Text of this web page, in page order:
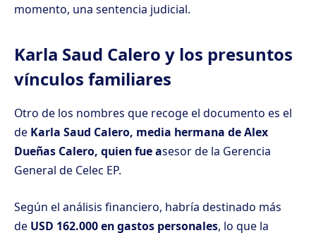
momento, una sentencia judicial.
Karla Saud Calero y los presuntos
vínculos familiares
Otro de los nombres que recoge el documento es el
de Karla Saud Calero, media hermana de Alex
Dueñas Calero, quien fue asesor de la Gerencia
General de Celec EP.
Según el análisis financiero, habría destinado más
de USD 162.000 en gastos personales, lo que la